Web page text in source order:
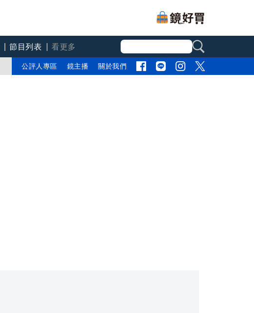
節目列表
看更多
公評人專區 鏡主播 關於我們